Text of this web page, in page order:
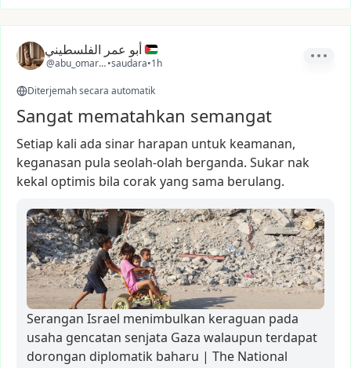
أبو عمر الفلسطيني
@abu_omar_ps1
•saudara•1h
Diterjemah secara automatik
Sangat mematahkan semangat
Setiap kali ada sinar harapan untuk keamanan,
keganasan pula seolah-olah berganda. Sukar nak
kekal optimis bila corakyang sama berulang.
Serangan Israel menimbulkan keraguan pada
usaha gencatan senjata Gaza walaupun terdapat
dorongan diplomatik baharu | The National